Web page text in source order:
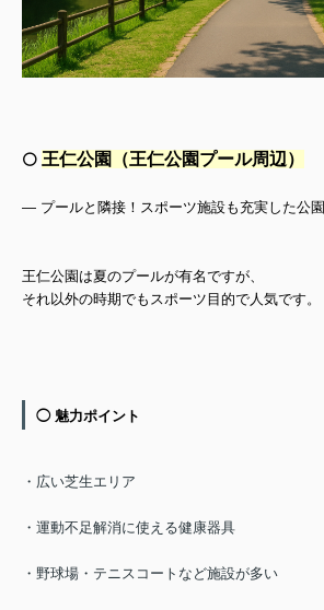
⚪️ 王仁公園（王仁公園プール周辺）
— プールと隣接！スポーツ施設も充実した公園
王仁公園は夏のプールが有名ですが、
それ以外の時期でもスポーツ目的で人気です。
◯ 魅力ポイント
・広い芝生エリア
・運動不足解消に使える健康器具
・野球場・テニスコートなど施設が多い